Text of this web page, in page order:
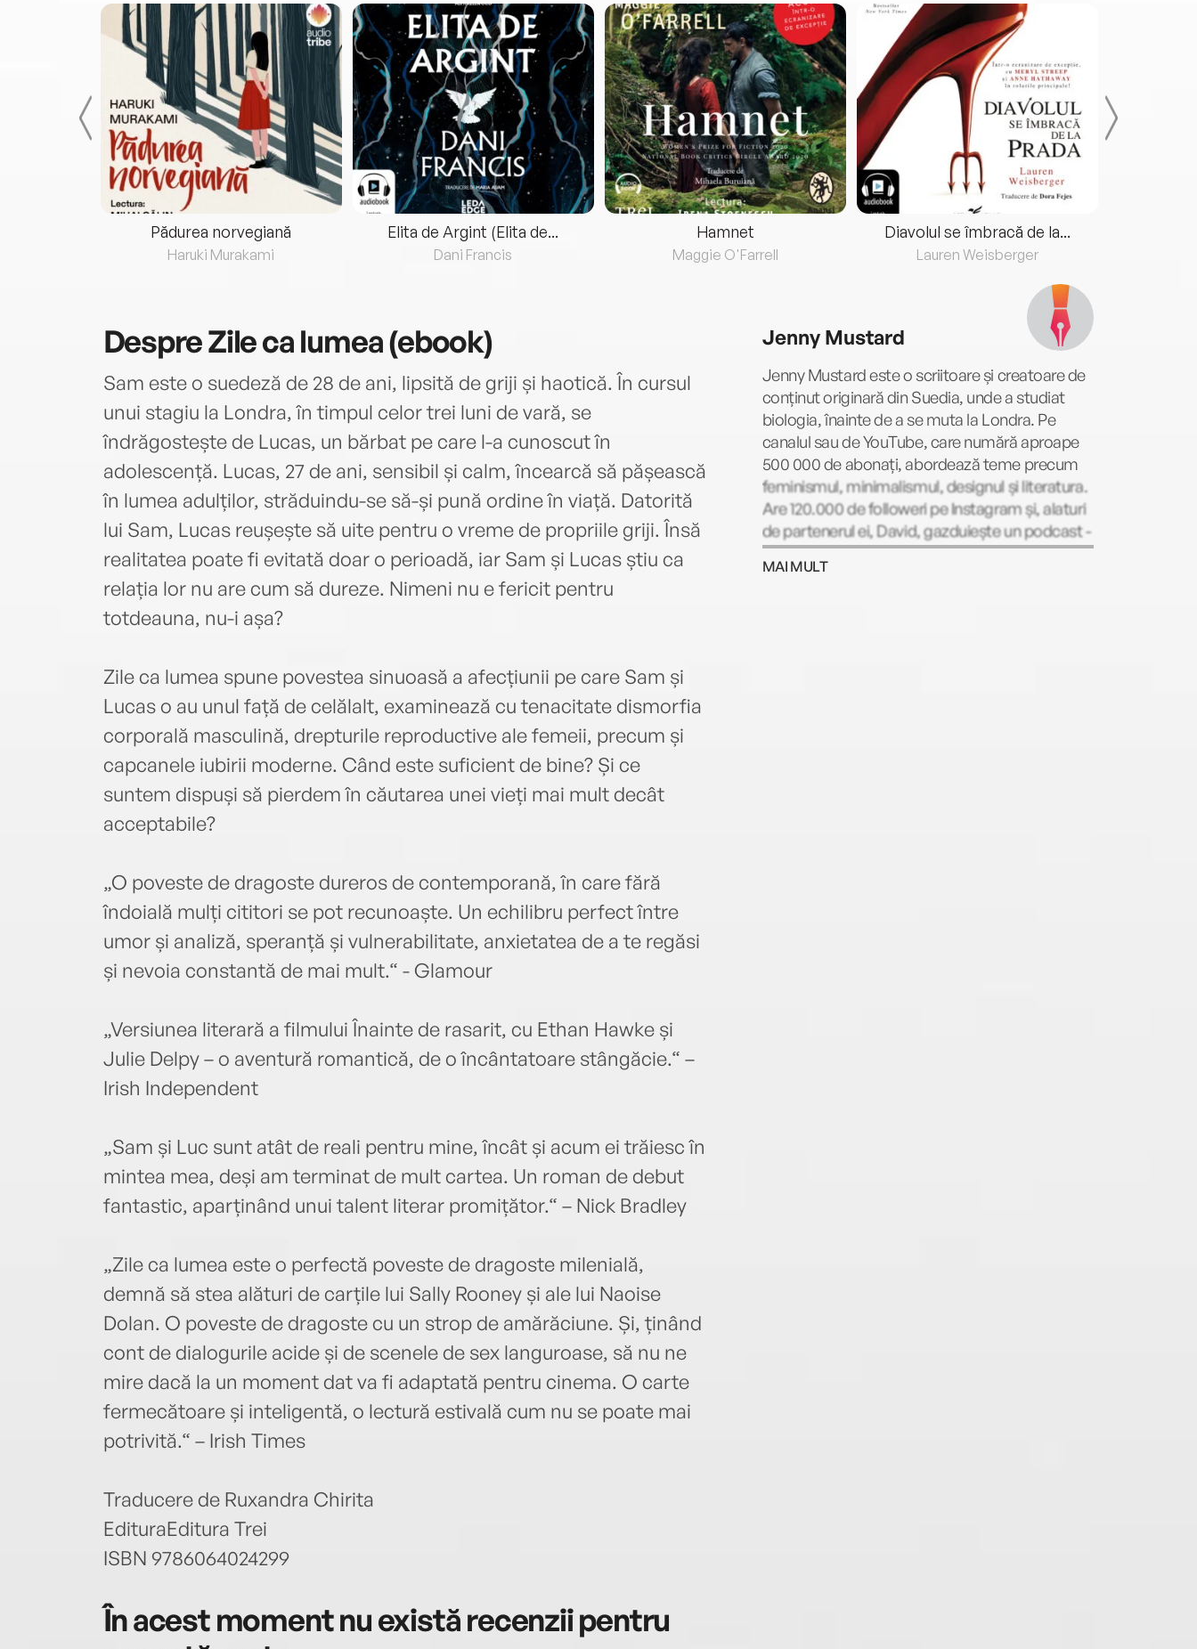
Pădurea norvegiană
Haruki Murakami
Elita de Argint (Elita de...
Dani Francis
Hamnet
Maggie O'Farrell
Diavolul se îmbracă de la...
Lauren Weisberger
DespreZile ca lumea (ebook)
Sam este o suedeză de 28 de ani, lipsită de griji și haotică. În cursul
unui stagiu la Londra, în timpul celor trei luni de vară, se
îndrăgostește de Lucas, un bărbat pe care l-a cunoscut în
adolescență. Lucas, 27 de ani, sensibil și calm, încearcă să pășească
în lumea adulților, străduindu-se să-și pună ordine în viață. Datorită
lui Sam, Lucas reușește să uite pentru o vreme de propriile griji. Însă
realitatea poate fi evitată doar o perioadă, iar Sam și Lucas știu ca
relația lor nu are cum să dureze. Nimeni nu e fericit pentru
totdeauna, nu-i așa?
Zile ca lumea spune povestea sinuoasă a afecțiunii pe care Sam și
Lucas o au unul față de celălalt, examinează cu tenacitate dismorfia
corporală masculină, drepturile reproductive ale femeii, precum și
capcanele iubirii moderne. Când este suficient de bine? Și ce
suntem dispuși să pierdem în căutarea unei vieți mai mult decât
acceptabile?
„O poveste de dragoste dureros de contemporană, în care fără
îndoială mulți cititori se pot recunoaște. Un echilibru perfect între
umor și analiză, speranță și vulnerabilitate, anxietatea de a te regăsi
și nevoia constantă de mai mult.“ - Glamour
„Versiunea literară a filmului Înainte de rasarit, cu Ethan Hawke și
Julie Delpy – o aventură romantică, de o încântatoare stângăcie.“ –
Irish Independent
„Sam și Luc sunt atât de reali pentru mine, încât și acum ei trăiesc în
mintea mea, deși am terminat de mult cartea. Un roman de debut
fantastic, aparținând unui talent literar promițător.“ – Nick Bradley
„Zile ca lumea este o perfectă poveste de dragoste milenială,
demnă să stea alături de carțile lui Sally Rooney și ale lui Naoise
Dolan. O poveste de dragoste cu un strop de amărăciune. Și, ținând
cont de dialogurile acide și de scenele de sex languroase, să nu ne
mire dacă la un moment dat va fi adaptată pentru cinema. O carte
fermecătoare și inteligentă, o lectură estivală cum nu se poate mai
potrivită.“ – Irish Times
Traducere de Ruxandra Chirita
EdituraEditura Trei
ISBN 9786064024299
În acest moment nu există recenzii pentru
Jenny Mustard
Jenny Mustard este o scriitoare și creatoare de
conținut originară din Suedia, unde a studiat
biologia, înainte de a se muta la Londra. Pe
canalul sau de YouTube, care numără aproape
500 000 de abonați, abordează teme precum
feminismul, minimalismul, designul și literatura.
Are 120.000 de followeri pe Instagram și, alaturi
de partenerul ei, David, gazduiește un podcast -
The Mustrads - despre cultura pop.
MAI MULT